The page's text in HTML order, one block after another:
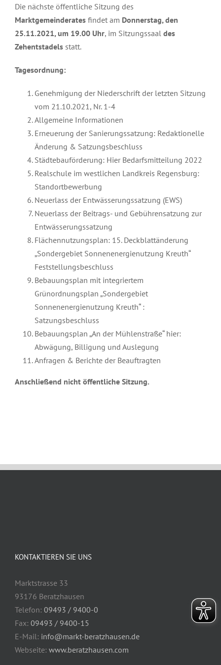
Die nächste öffentliche Sitzung des
Marktgemeinderates findet am Donnerstag, den
25.11.2021, um 19.00 Uhr, im Sitzungssaal des
Zehentstadels statt.
Tagesordnung:
Genehmigung der Niederschrift der letzten Sitzung
vom 21.10.2021, Nr. 1-4
Allgemeine Informationen
Erneuerung der Sanierungssatzung: Redaktionelle
Änderung & Satzungsbeschluss
Städtebauförderung: Hier Bedarfsmitteilung 2022
Realschule im westlichen Landkreis Regensburg:
Standortbewerbung
Neuerlass der Entwässerungssatzung (EWS)
Neuerlass der Beitrags- und Gebührensatzung zur
Entwässerungssatzung
Flächennutzungsplan: 15. Deckblattänderung
„Sondergebiet Sonnenenergienutzung Kreuth“
Feststellungsbeschluss
Bebauungsplan mit integriertem
Grünordnungsplan „Sondergebiet
Sonnenenergienutzung Kreuth“ :
Satzungsbeschluss
Bebauungsplan „An der Mühlenstraße“ hier:
Abwägung, Billigung und Auslegung
Anfragen & Berichte der Beauftragten
Anschließend nicht öffentliche Sitzung.
KONTAKTIEREN SIE UNS
Marktstrasse 33
93176 Beratzhausen
Telefon: 09493 / 9400-0
Fax: 09493 / 9400-15
E-Mail: info@markt-beratzhausen.de
Webseite: www.beratzhausen.com